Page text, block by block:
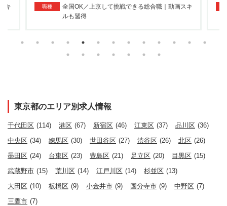
キ 職種
全国OK／上京して挑戦できる総合職｜動画スキ
ルも習得
東京都のエリア別求人情報
千代田区 (114) 港区 (67) 新宿区 (46) 江東区 (37) 品川区 (36)
中央区 (34) 練馬区 (30) 世田谷区 (27) 渋谷区 (26) 北区 (26)
墨田区 (24) 台東区 (23) 豊島区 (21) 足立区 (20) 目黒区 (15)
武蔵野市 (15) 荒川区 (14) 江戸川区 (14) 杉並区 (13)
大田区 (10) 板橋区 (9) 小金井市 (9) 国分寺市 (9) 中野区 (7)
三鷹市 (7)